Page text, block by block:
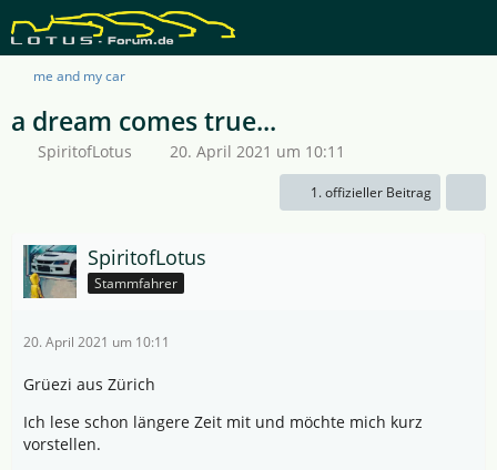
me and my car
a dream comes true...
SpiritofLotus 20. April 2021 um 10:11
1. offizieller Beitrag
SpiritofLotus
Stammfahrer
20. April 2021 um 10:11
Grüezi aus Zürich
Ich lese schon längere Zeit mit und möchte mich kurz
vorstellen.